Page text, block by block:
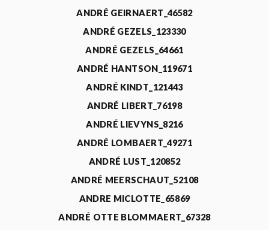
ANDRÉ GEIRNAERT_46582
ANDRÉ GEZELS_123330
ANDRÉ GEZELS_64661
ANDRÉ HANTSON_119671
ANDRÉ KINDT_121443
ANDRÉ LIBERT_76198
ANDRÉ LIEVYNS_8216
ANDRÉ LOMBAERT_49271
ANDRÉ LUST_120852
ANDRÉ MEERSCHAUT_52108
ANDRE MICLOTTE_65869
ANDRÉ OTTE BLOMMAERT_67328